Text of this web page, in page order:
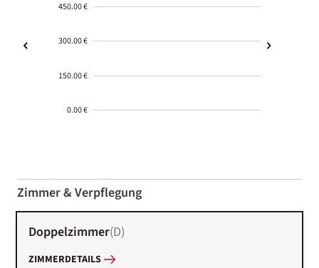
450.00 €
300.00 €
150.00 €
0.00 €
01-02
Zimmer & Verpflegung
Doppelzimmer(D)
ZIMMERDETAILS